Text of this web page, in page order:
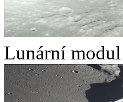
Lunární